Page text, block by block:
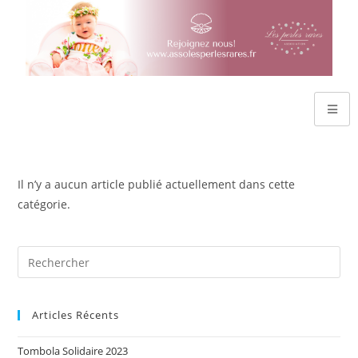
Il n’y a aucun article publié actuellement dans cette
catégorie.
Articles Récents
Tombola Solidaire 2023